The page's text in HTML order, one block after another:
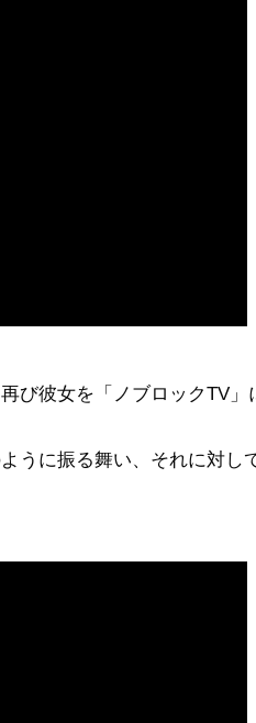
び彼女を「ノブロックTV」
うに振る舞い、それに対し